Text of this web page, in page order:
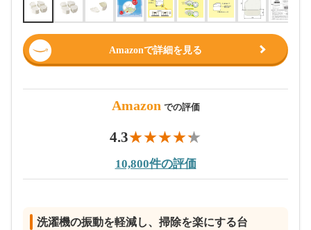
Amazonで詳細を見る
Amazon での評価
4.3
10,800件の評価
洗濯機の振動を軽減し、掃除を楽にする台